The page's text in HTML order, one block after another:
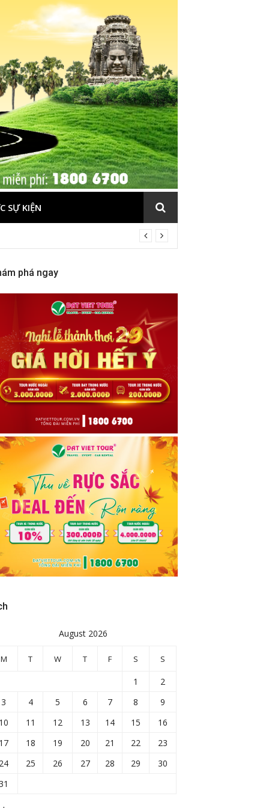
SỰ KIỆN
phá ngay
August 2026
M T W T F S S
1
2
3
4 5 6 7 8
9
10
11 12 13 14 15
16
17
18 19 20 21 22
23
24
25 26 27 28 29
30